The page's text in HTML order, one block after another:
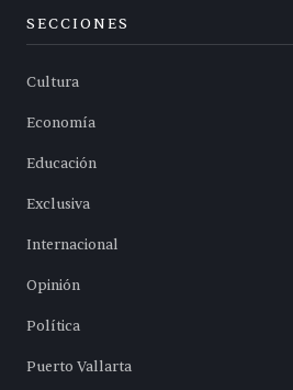
SECCIONES
Cultura
Economía
Educación
Exclusiva
Internacional
Opinión
Política
Puerto Vallarta